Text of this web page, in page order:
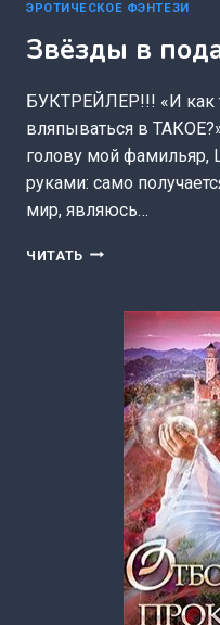
ЭРОТИЧЕСКОЕ ФЭНТЕЗИ
Звёзды в
БУКТРЕЙЛЕР!!! «И как
вляпываться в
голову мой фамильяр,
руками: само
мир, являюсь…
ЧИТАТЬ ЗВЁЗДЫ
(ЛЕНА
ХЕЙДИ)